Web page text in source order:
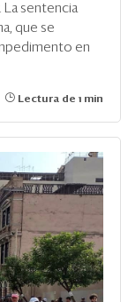
sentencia
que se
en
Lectura de 1 min